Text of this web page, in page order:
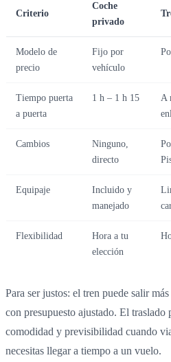
Criterio
Coche
privado
Modelo de
precio
Fijo por
vehículo
Tiempo puerta
a puerta
1 h – 1 h 15
A
Cambios
Ninguno,
directo
Equipaje
Incluido y
manejado
Flexibilidad
Hora a tu
elección
Para ser justos: el tren puede salir
con presupuesto ajustado. El traslado
comodidad y previsibilidad cuando
necesitas llegar a tiempo a un vuelo.